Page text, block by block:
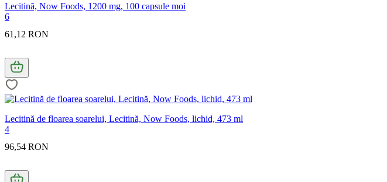
Lecitină, Now Foods, 1200 mg, 100 capsule moi
6
61,12 RON
Lecitină de floarea soarelui, Lecitină, Now Foods, lichid, 473 ml
4
96,54 RON